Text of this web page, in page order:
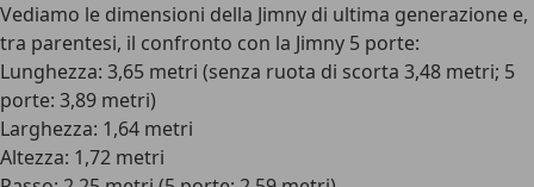
Vediamo le dimensioni della Jimny di ultima generazione e,
tra parentesi, il confronto con la Jimny 5 porte:
Lunghezza: 3,65 metri (senza ruota di scorta 3,48 metri; 5
porte: 3,89 metri)
Larghezza: 1,64 metri
Altezza: 1,72 metri